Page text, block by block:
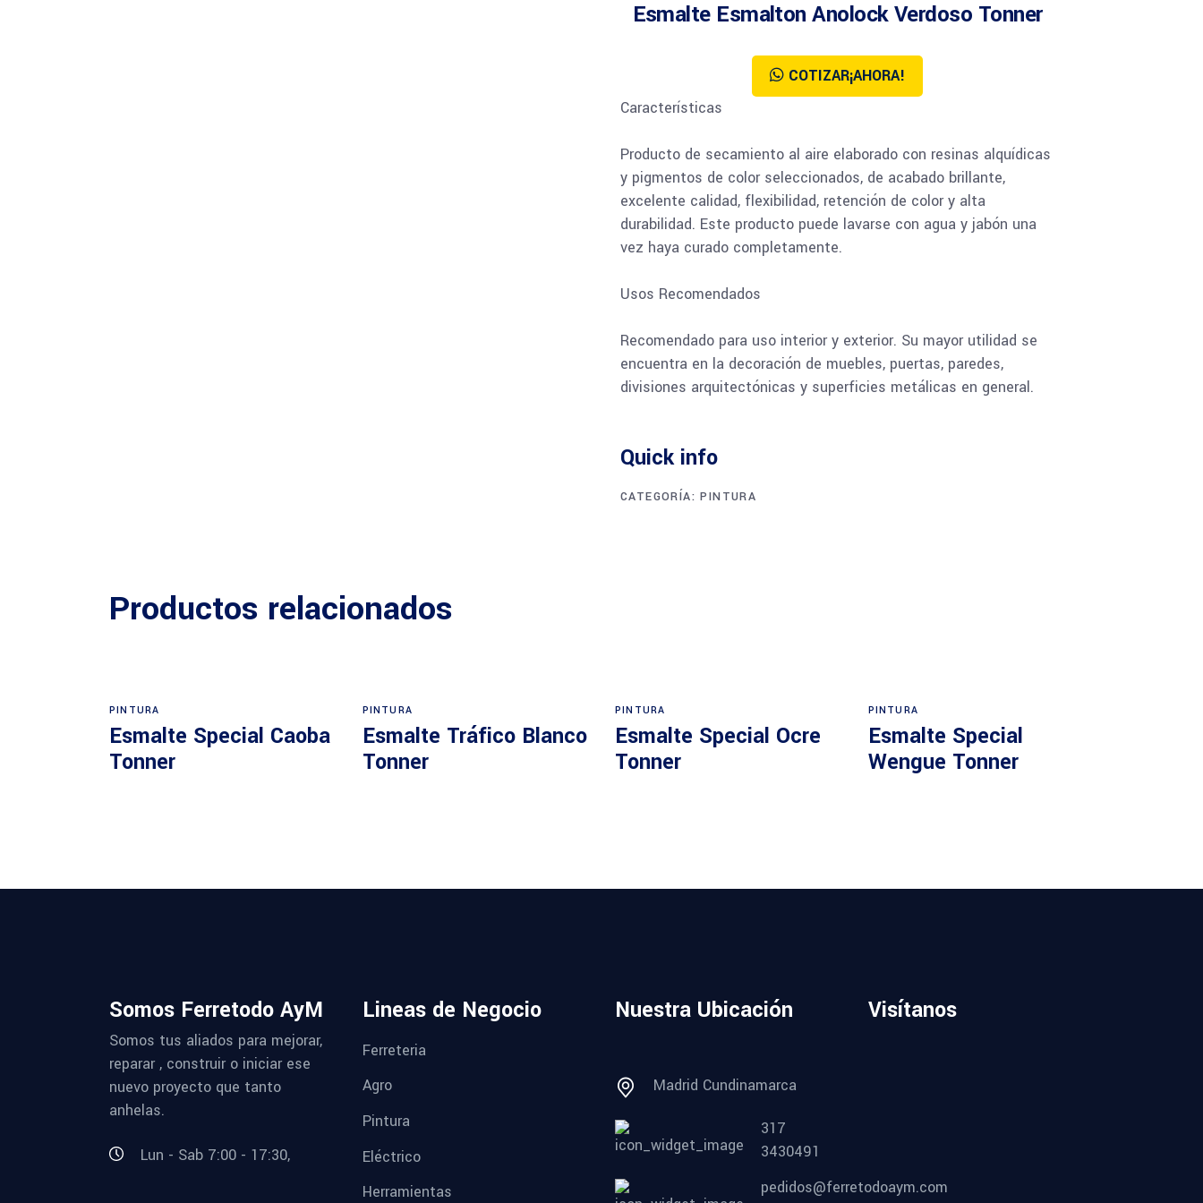
Esmalte Esmalton Anolock Verdoso Tonner
COTIZAR¡AHORA!
Características
Producto de secamiento al aire elaborado con resinas alquídicas
y pigmentos de color seleccionados, de acabado brillante,
excelente calidad, flexibilidad, retención de color y alta
durabilidad. Este producto puede lavarse con agua y jabón una
vez haya curado completamente.
Usos Recomendados
Recomendado para uso interior y exterior. Su mayor utilidad se
encuentra en la decoración de muebles, puertas, paredes,
divisiones arquitectónicas y superficies metálicas en general.
Quick info
CATEGORÍA:PINTURA
Productos relacionados
PINTURA
Esmalte Special Caoba
Tonner
PINTURA
Esmalte Tráfico Blanco
Tonner
PINTURA
Esmalte Special Ocre
Tonner
PINTURA
Esmalte Special
Wengue Tonner
Somos Ferretodo AyM
Somos tus aliados para mejorar,
reparar , construir o iniciar ese
nuevo proyecto que tanto
anhelas.
Lun - Sab 7:00 - 17:30,
Lineas de Negocio
Ferreteria
Agro
Pintura
Eléctrico
Herramientas
Nuestra Ubicación
Madrid Cundinamarca
317
3430491
pedidos@ferretodoaym.com
Visítanos